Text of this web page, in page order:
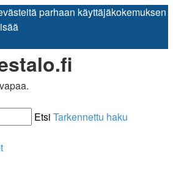
parhaan käyttäjäkokemuksen
Etsi Tarkennettu haku